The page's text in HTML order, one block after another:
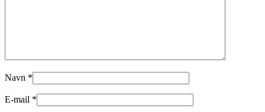
Navn *
E-mail *